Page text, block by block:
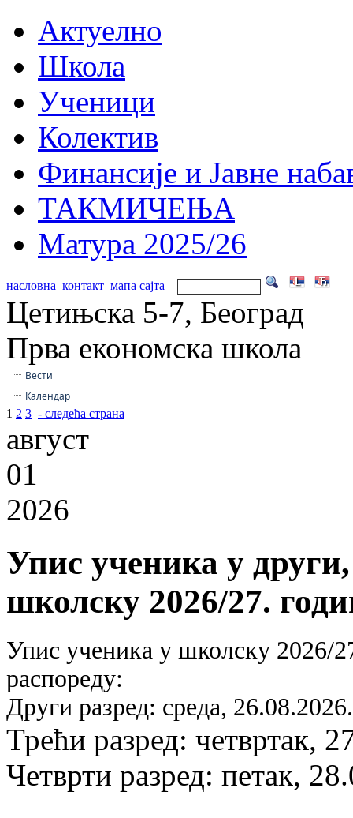
Актуелно
Школа
Ученици
Колектив
Финансије и Јавне
ТАКМИЧЕЊА
Матура 2025/26
насловна контакт мапа сајта
Цетињска 5-7, Београд
Прва економска школа
Вести
Календар
1 2 3 - следећа страна
август
01
2026
Упис ученика у
школску 2026/27.
Упис ученика у школску 2026/
распореду:
Други разред: среда,
Трећи разред: четвртак,
Четврти разред: петак,